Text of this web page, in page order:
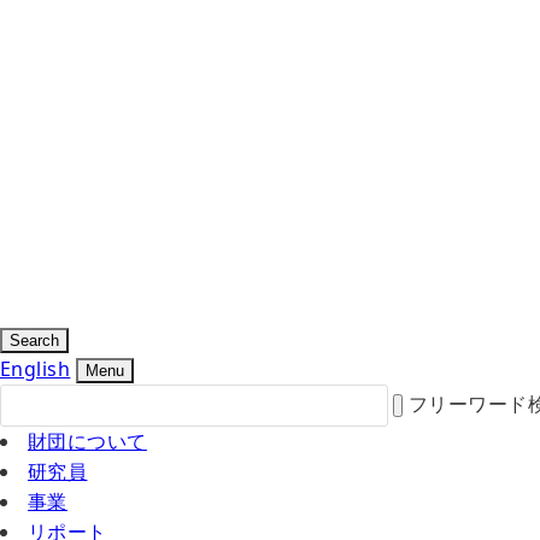
Search
English Menu
フリーワード
財団について
研究員
事業
リポート